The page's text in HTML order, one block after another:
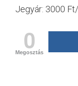
Jegyár: 3000
0
Megosztás